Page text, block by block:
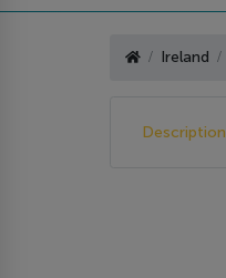
Ireland
Description